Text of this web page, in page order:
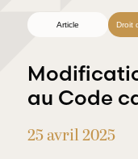
Droit du
Article Droit
au Code
25 avril 2025